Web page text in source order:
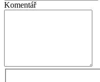
Komentář